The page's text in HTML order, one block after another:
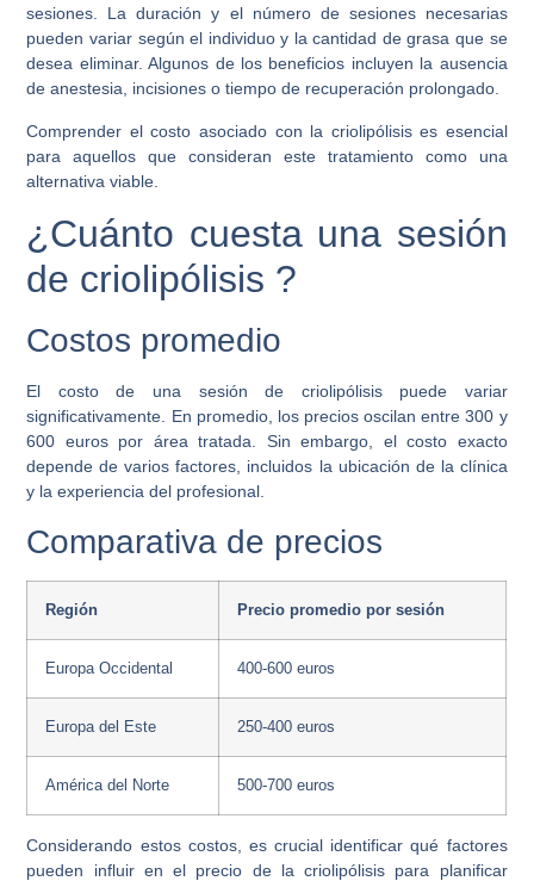
sesiones. La duración y el número de sesiones necesarias
pueden variar según el individuo y la cantidad de grasa que se
desea eliminar. Algunos de los beneficios incluyen la ausencia
de anestesia, incisiones o tiempo de recuperación prolongado.
Comprender el costo asociado con la criolipólisis es esencial
para aquellos que consideran este tratamiento como una
alternativa viable.
¿Cuánto cuesta una sesión
de criolipólisis ?
Costos promedio
El costo de una sesión de criolipólisis puede variar
significativamente. En promedio, los precios oscilan entre300 y
600 eurospor área tratada. Sin embargo, el costo exacto
depende de varios factores, incluidos la ubicación de la clínica
y la experiencia del profesional.
Comparativa de precios
Región Precio promedio por sesión
Europa Occidental 400-600 euros
Europa del Este 250-400 euros
América del Norte 500-700 euros
Considerando estos costos, es crucial identificar qué factores
pueden influir en el precio de la criolipólisis para planificar